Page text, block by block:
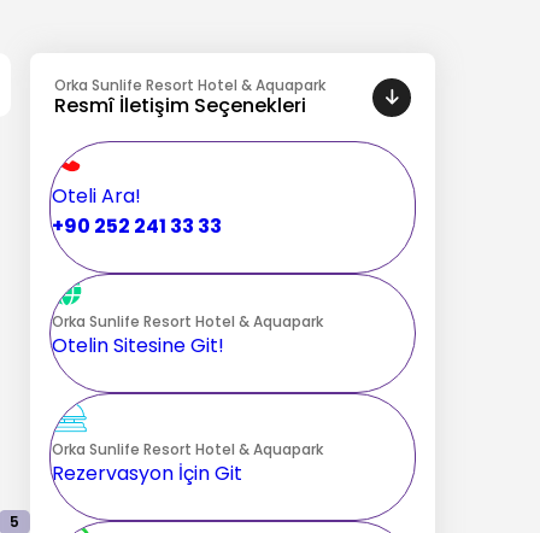
5
Orka Sunlife Resort Hotel & Aquapark
Resmî İletişim Seçenekleri
Oteli Ara!
+90 252 241 33 33
Orka Sunlife Resort Hotel & Aquapark
Otelin Sitesine Git!
Orka Sunlife Resort Hotel & Aquapark
Rezervasyon İçin Git